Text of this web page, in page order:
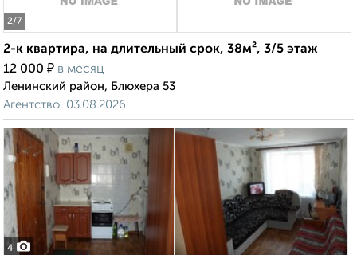
2/7
2-к квартира, на длительный срок, 38м², 3/5 этаж
12 000 ₽ в месяц
Ленинский район, Блюхера 53
Агентство, 03.08.2026
4